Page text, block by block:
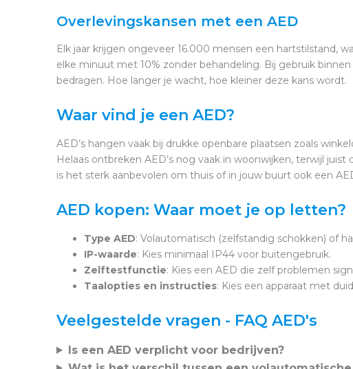
Overlevingskansen met een AED
Elk jaar krijgen ongeveer 16.000 mensen een hartstilstand,
elke minuut met 10% zonder behandeling. Bij gebruik
bedragen. Hoe langer je wacht, hoe kleiner deze kans wordt.
Waar vind je een AED?
AED’s hangen vaak bij drukke openbare plaatsen zoals
Helaas ontbreken AED’s nog vaak in woonwijken, terwijl
is het sterk aanbevolen om thuis of in jouw buurt ook een
AED kopen: Waar moet je op letten?
Type AED: Volautomatisch (zelfstandig schokken) of
IP-waarde: Kies minimaal IP44 voor buitengebruik.
Zelftestfunctie: Kies een AED die zelf problemen
Taalopties en instructies: Kies een apparaat met
Veelgestelde vragen - FAQ AED's
Is een AED verplicht voor bedrijven?